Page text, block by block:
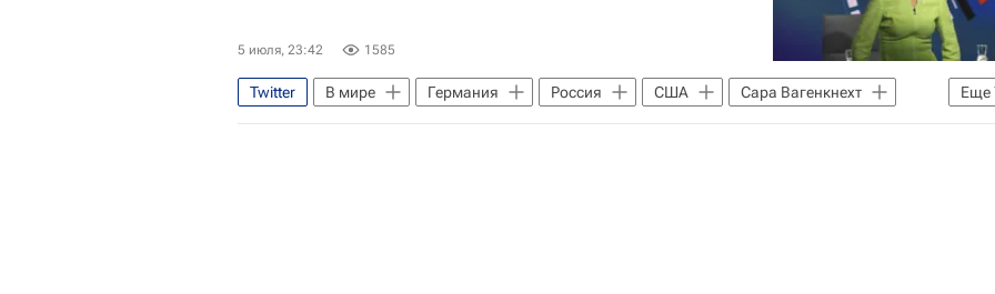
5 июля, 23:42 1585
Еще
Twitter В мире Германия Россия США
Сара Вагенкнехт
Сеймур Херш
Тино Крупалла
Генеральная прокуратура РФ